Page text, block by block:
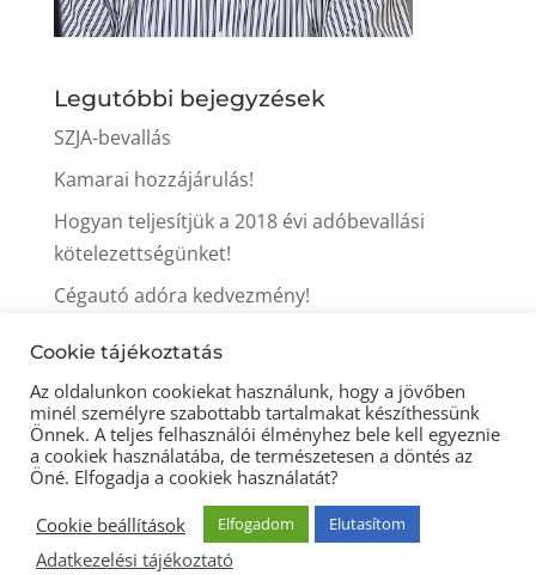
Legutóbbi bejegyzések
SZJA-bevallás
Kamarai hozzájárulás!
Hogyan teljesítjük a 2018 évi adóbevallási
kötelezettségünket!
Cégautó adóra kedvezmény!
© 2021 Könyveljitt könyvelőiroda -
Adatkezelési tájékoztató
Impresszum
Készítette:
Cookie tájékoztatás
Az oldalunkon cookiekat használunk, hogy a jövőben
minél személyre szabottabb tartalmakat készíthessünk
Önnek. A teljes felhasználói élményhez bele kell egyeznie
a cookiek használatába, de természetesen a döntés az
Öné. Elfogadja a cookiek használatát?
Cookie beállítások
Elfogadom Elutasítom
Adatkezelési tájékoztató